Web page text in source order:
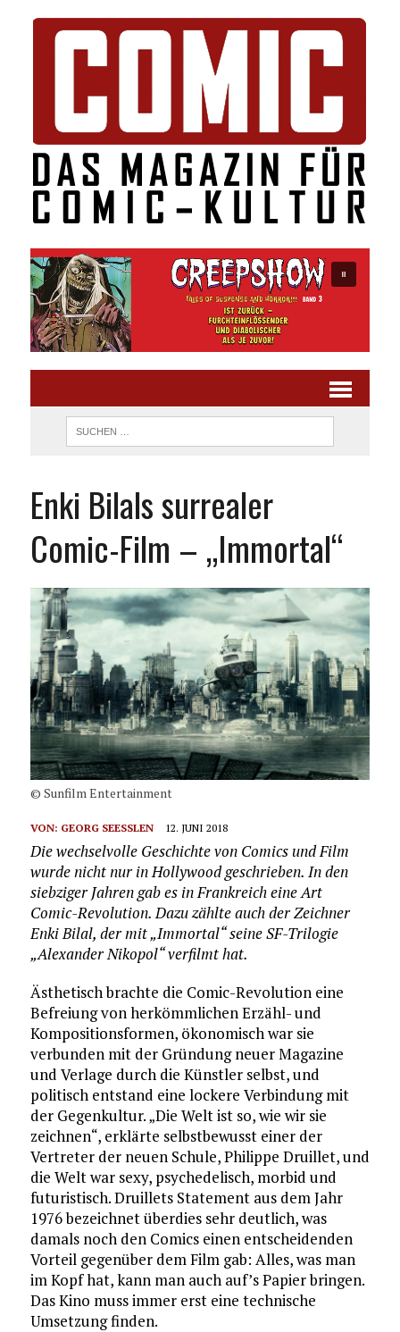
Enki Bilals surrealer
Comic-Film – „Immortal“
© Sunfilm Entertainment
VON: GEORG SEESSLEN 12. JUNI 2018
Die wechselvolle Geschichte von Comics und Film
wurde nicht nur in Hollywood geschrieben. In den
siebziger Jahren gab es in Frankreich eine Art
Comic-Revolution. Dazu zählte auch der Zeichner
Enki Bilal, der mit „Immortal“ seine SF-Trilogie
„Alexander Nikopol“ verfilmt hat.
Ästhetisch brachte die Comic-Revolution eine
Befreiung von herkömmlichen Erzähl- und
Kompositionsformen, ökonomisch war sie
verbunden mit der Gründung neuer Magazine
und Verlage durch die Künstler selbst, und
politisch entstand eine lockere Verbindung mit
der Gegenkultur. „Die Welt ist so, wie wir sie
zeichnen“, erklärte selbstbewusst einer der
Vertreter der neuen Schule, Philippe Druillet, und
die Welt war sexy, psychedelisch, morbid und
futuristisch. Druillets Statement aus dem Jahr
1976 bezeichnet überdies sehr deutlich, was
damals noch den Comics einen entscheidenden
Vorteil gegenüber dem Film gab: Alles, was man
im Kopf hat, kann man auch auf’s Papier bringen.
Das Kino muss immer erst eine technische
Umsetzung finden.